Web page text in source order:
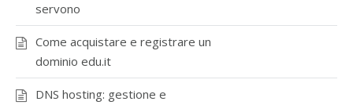
servono
Come acquistare e registrare un
dominio edu.it
DNS hosting: gestione e